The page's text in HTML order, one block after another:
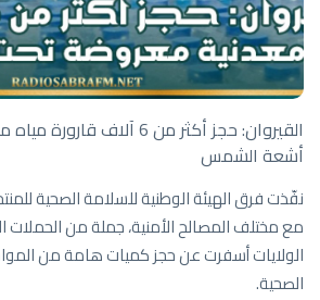
القيروان: حجز أكثر من 6
أشعة الشمس
نفّذت فرق الهيئة الوطنية للسلامة الصحية
مع مختلف المصالح الأمنية، جملة من الحملات
الولايات أسفرت عن حجز كميات هامة من
الصحية.